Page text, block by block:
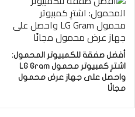
أفضل صفقة للكمبيوتر المحمول:
اشترِ كمبيوتر محمول LG Gram
واحصل على جهاز عرض محمول
مجانًا